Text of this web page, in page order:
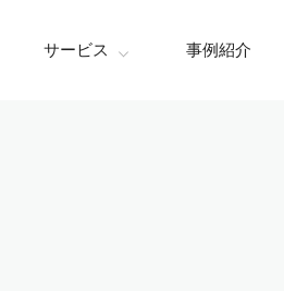
サービス 事例紹介